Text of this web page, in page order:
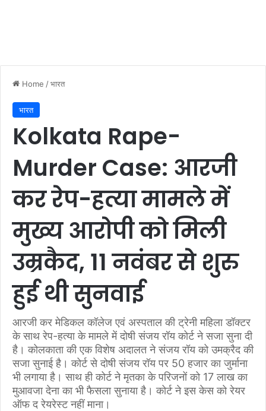
Home /भारत
भारत
Kolkata Rape-
Murder Case: आरजी
कर रेप-हत्या मामले में
मुख्य आरोपी को मिली
उम्रकैद, 11 नवंबर से शुरु
हुई थी सुनवाई
आरजी कर मेडिकल कॉलेज एवं अस्पताल की ट्रेनी महिला डॉक्टर
के साथ रेप-हत्या के मामले में दोषी संजय रॉय कोर्ट ने सजा सुना दी
है। कोलकाता की एक विशेष अदालत ने संजय रॉय को उमक्रैद की
सजा सुनाई है। कोर्ट से दोषी संजय रॉय पर 50 हजार का जुर्माना
भी लगाया है। साथ ही कोर्ट ने मृतका के परिजनों को 17 लाख का
मुआवजा देना का भी फैसला सुनाया है। कोर्ट ने इस केस को रेयर
ऑफ द रेयरेस्ट नहीं माना।